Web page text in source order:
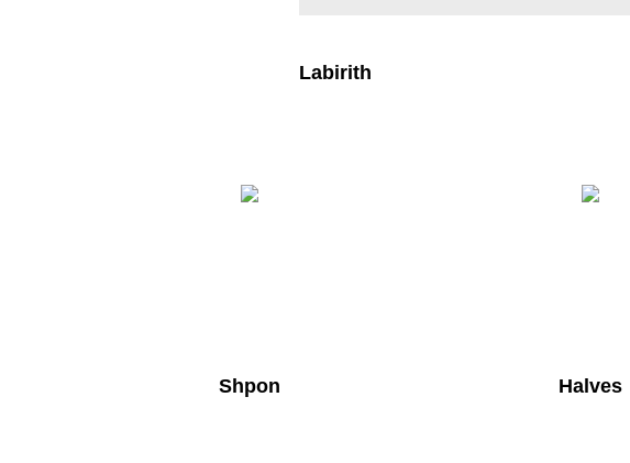
Labirith
Shpon Halves